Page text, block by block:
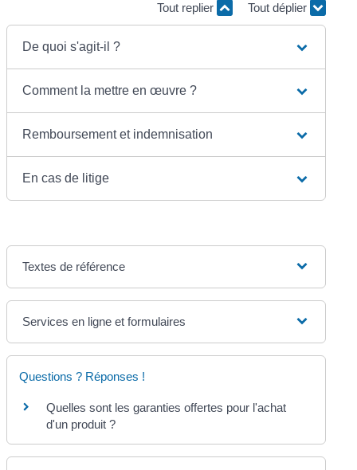
Tout replier Tout déplier
De quoi s'agit-il ?
Comment la mettre en œuvre ?
Remboursement et indemnisation
En cas de litige
Textes de référence
Services en ligne et formulaires
Questions ? Réponses !
Quelles sont les garanties offertes pour l'achat
d'un produit ?